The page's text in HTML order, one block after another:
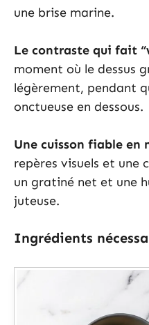
une brise marine.
Le contraste qui fait
moment où le dessus
légèrement, pendant
onctueuse en dessous.
Une cuisson fiable en
repères visuels et une
un gratiné net et une
juteuse.
Ingrédients